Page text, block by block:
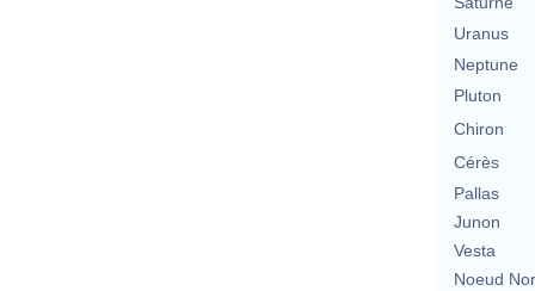
Uranus
Neptune
Pluton
Chiron
Cérès
Pallas
Junon
Vesta
Noeud